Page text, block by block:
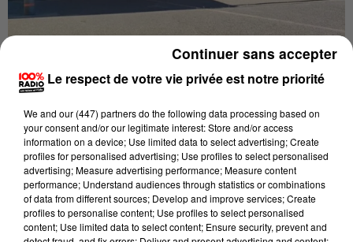
Publié : 20 janvier 2021 à 10h20 par La Rédaction
DES ÉTABLISSEMENTS SCOLAIRES TOUCHÉS
PAR L'ÉPIDÉMIE DANS LE TARN
Le collège de Labastide Rouairoux ferme ce mercredi
jusqu'au 29 janvier à cause de cas positifs au
coronavirus dans l'établissement. L'école Jean Louis
Etienne de Briatexte près de Graulhet est d'ores et
Le respect de votre vie privée est notre priorité
We and our (447) partnersdo the following data processing based on
your consent and/or our legitimate interest: Store and/or access
information on a device; Use limited data to select advertising; Create
profiles for personalised advertising; Use profiles to select personalised
advertising; Measure advertising performance; Measure content
performance; Understand audiences through statistics or combinations
of data from different sources; Develop and improve services; Create
profiles to personalise content; Use profiles to select personalised
content; Use limited data to select content; Ensure security, prevent and
Continuer sans accepter